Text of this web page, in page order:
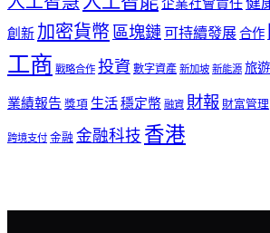
企業社會責任
創新加密貨幣區塊鏈可持續發展合作
工商戰略合作投資數字資產新加坡新能源旅遊
業績報告獎項生活穩定幣融資財報 財富管理
跨境支付金融 金融科技香港